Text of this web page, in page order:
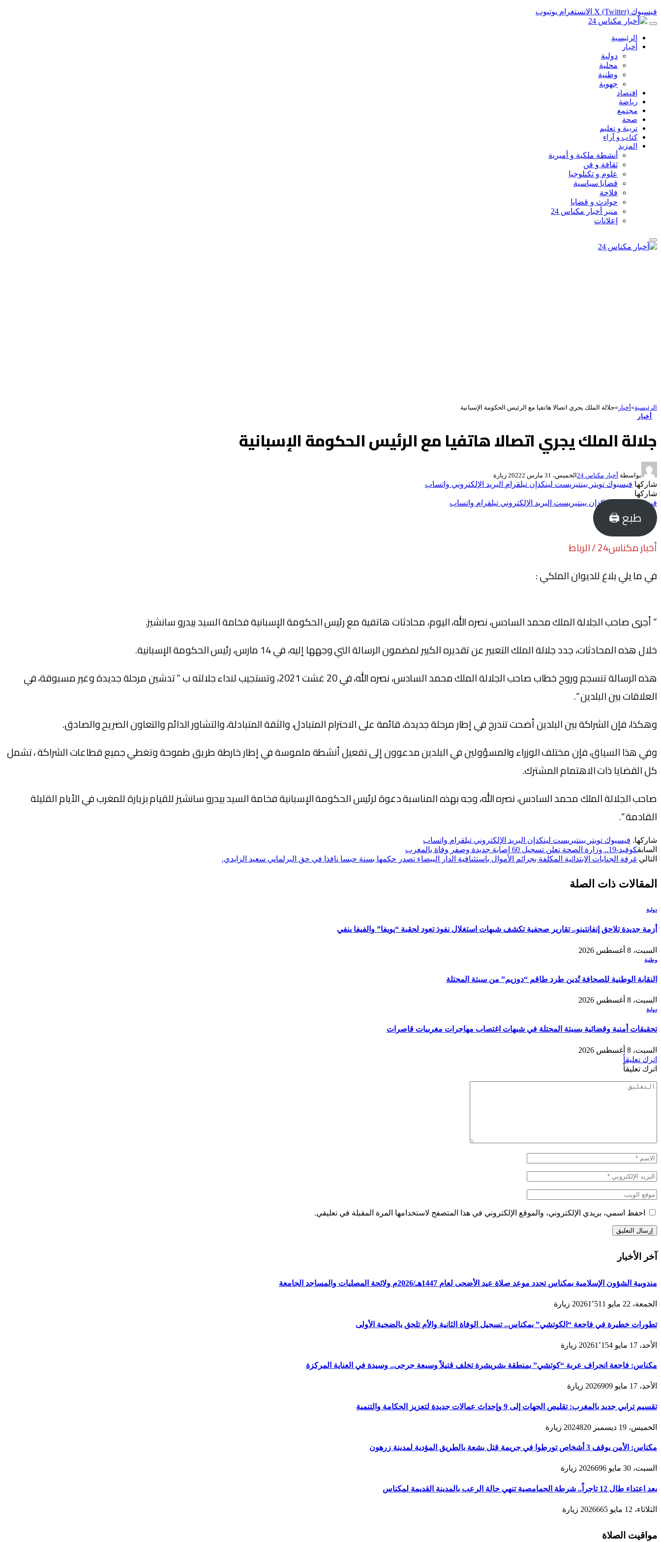
فيسبوك X (Twitter) الانستغرام يوتيوب
الرئيسية
أخبار
دولية
محلية
وطنية
جهوية
اقتصاد
رياضة
مجتمع
صحة
تربية و تعليم
كتاب و آراء
المزيد
أنشطة ملكية و أميرية
ثقافة و فن
علوم و تكنلوجيا
قضايا سياسية
فلاحة
حوادث و قضايا
منبر أخبار مكناس 24
إعلانات
الرئيسية»أخبار »جلالة الملك يجري اتصالا هاتفيا مع الرئيس الحكومة الإسبانية
أخبار
جلالة الملك يجري اتصالا هاتفيا مع الرئيس الحكومة الإسبانية
بواسطة أخبار مكناس 24 الخميس، 31 مارس 2022 2 زيارة
شاركها فيسبوك تويتر بينتيريست لينكدإن تيلقرام البريد الإلكتروني واتساب
شاركها
فيسبوك
لينكدإن بينتيريست البريد الإلكتروني تيلقرام واتساب
طبع 🖨
أخبار مكناس24 / الرباط
في ما يلي بلاغ للديوان الملكي :
” أجرى صاحب الجلالة الملك محمد السادس، نصره الله، اليوم، محادثات هاتفية مع رئيس الحكومة الإسبانية فخامة السيد بيدرو سانشيز.
خلال هذه المحادثات، جدد جلالة الملك التعبير عن تقديره الكبير لمضمون الرسالة التي وجهها إليه، في 14 مارس، رئيس الحكومة الإسبانية.
هذه الرسالة تنسجم وروح خطاب صاحب الجلالة الملك محمد السادس، نصره الله، في 20 غشت 2021، وتستجيب لنداء جلالته ب ” تدشين مرحلة جديدة وغير مسبوقة، في
العلاقات بين البلدين “.
وهكذا، فإن الشراكة بين البلدين أضحت تندرج في إطار مرحلة جديدة، قائمة على الاحترام المتبادل، والثقة المتبادلة، والتشاور الدائم والتعاون الصريح والصادق.
وفي هذا السياق، فإن مختلف الوزراء والمسؤولين في البلدين مدعوون إلى تفعيل أنشطة ملموسة في إطار خارطة طريق طموحة وتغطي جميع قطاعات الشراكة ، تشمل
كل القضايا ذات الاهتمام المشترك.
صاحب الجلالة الملك محمد السادس، نصره الله، وجه بهذه المناسبة دعوة لرئيس الحكومة الإسبانية فخامة السيد بيدرو سانشيز للقيام بزيارة للمغرب في الأيام القليلة
القادمة “.
شاركها. فيسبوك تويتر بينتيريست لينكدإن البريد الإلكتروني تيلقرام واتساب
السابقكوفيد-19.. وزارة الصحة تعلن تسجيل 60 إصابة جديدة وصفر وفاة بالمغرب
التالي غرفة الجنايات الابتدائية المكلفة بجرائم الأموال باستئنافية الدار البيضاء تصدر حكمها بسنة حبسا نافذا في حق البرلماني سعيد الزايدي.
المقالات ذات الصلة
دولية
أزمة جديدة تلاحق إنفانتينو.. تقارير صحفية تكشف شبهات استغلال نفوذ تعود لحقبة “يويفا” والفيفا ينفي
السبت، 8 أغسطس 2026
وطنية
النقابة الوطنية للصحافة تُدين طرد طاقم “دوزيم” من سبتة المحتلة
السبت، 8 أغسطس 2026
دولية
تحقيقات أمنية وقضائية بسبتة المحتلة في شبهات اغتصاب مهاجرات مغربيات قاصرات
السبت، 8 أغسطس 2026
اترك تعليقاً
اترك تعليقاً
احفظ اسمي، بريدي الإلكتروني، والموقع الإلكتروني في هذا المتصفح لاستخدامها المرة المقبلة في تعليقي.
آخر الأخبار
مندوبية الشؤون الإسلامية بمكناس تحدد موعد صلاة عيد الأضحى لعام 1447هـ/2026م ولائحة المصليات والمساجد الجامعة
الجمعة، 22 مايو 2026 1٬511 زيارة
تطورات خطيرة في فاجعة “الكوتشي” بمكناس.. تسجيل الوفاة الثانية والأم تلحق بالضحية الأولى
الأحد، 17 مايو 2026 1٬154 زيارة
مكناس: فاجعة انحراف عربة “كوتشي” بمنطقة بشريشرة تخلف قتيلاً وسبعة جرحى.. وسيدة في العناية المركزة
الأحد، 17 مايو 2026 909 زيارة
تقسيم ترابي جديد بالمغرب: تقليص الجهات إلى 9 وإحداث عمالات جديدة لتعزيز الحكامة والتنمية
الخميس، 19 ديسمبر 2024 820 زيارة
مكناس: الأمن يوقف 3 أشخاص تورطوا في جريمة قتل بشعة بالطريق المؤدية لمدينة زرهون
السبت، 30 مايو 2026 696 زيارة
بعد اعتداء طال 12 تاجراً.. شرطة الحمامصية تنهي حالة الرعب بالمدينة القديمة لمكناس
الثلاثاء، 12 مايو 2026 665 زيارة
مواقيت الصلاة